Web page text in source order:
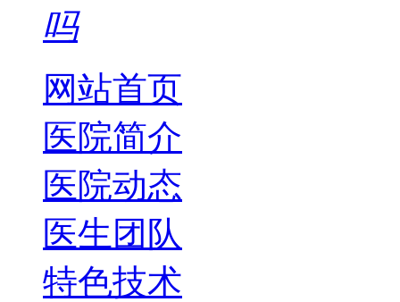
吗
网站首页
医院简介
医院动态
医生团队
特色技术